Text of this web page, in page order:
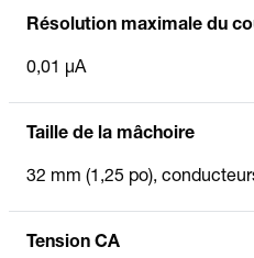
Résolution maximale du
0,01 µA
Taille de la mâchoire
32 mm (1,25 po),
Tension CA